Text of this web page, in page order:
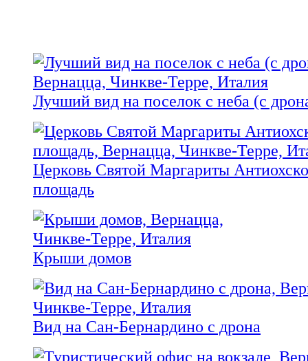
Лучший вид на поселок с неба (с
Церковь Святой Маргариты
площадь
Крыши домов
Вид на Сан-Бернардино с дрона